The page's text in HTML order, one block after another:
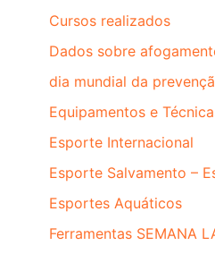
Cursos realizados
Dados sobre
dia mundial da
Equipamentos e
Esporte Internacional
Esporte Salvamento –
Esportes Aquáticos
Ferramentas SEMANA